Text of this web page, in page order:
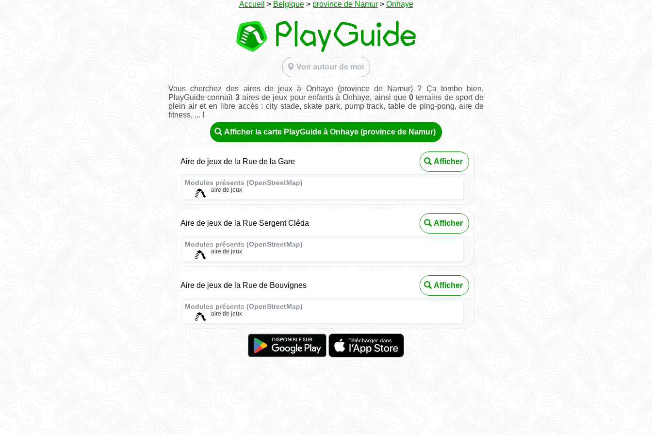
Accueil > Belgique> province de Namur> Onhaye
Voir autour de moi
Vous cherchez des aires de jeux à Onhaye (province de Namur) ? Ça tombe bien,
PlayGuide connaît 3aires de jeux pour enfants à Onhaye, ainsi que 0 terrains de sport de
plein air et en libre accès : city stade, skate park, pump track, table de ping-pong, aire de
fitness, ... !
Afficher la carte PlayGuide à Onhaye (province de Namur)
Aire de jeux de la Rue de la Gare Afficher
Modules présents (OpenStreetMap)
aire de jeux
Aire de jeux de la Rue Sergent Cléda Afficher
Modules présents (OpenStreetMap)
aire de jeux
Aire de jeux de la Rue de Bouvignes Afficher
Modules présents (OpenStreetMap)
aire de jeux